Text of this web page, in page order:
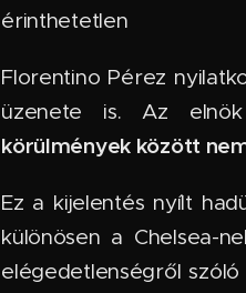
érinthetetlen
Florentino Pérez
üzenete is. Az
körülmények között
Ez a kijelentés nyílt
különösen a Chelsea-
elégedetlenségről